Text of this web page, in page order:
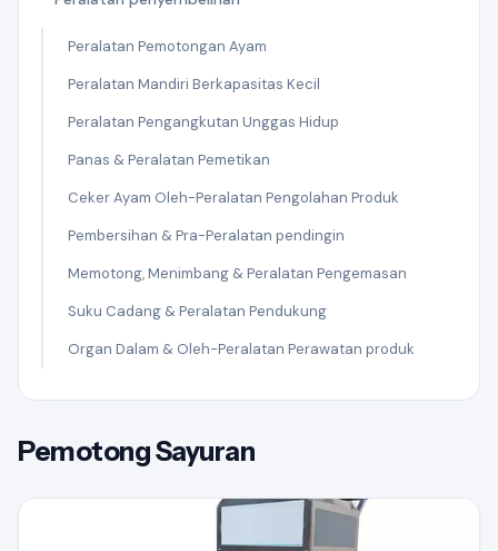
Peralatan Pemotongan Ayam
Peralatan Mandiri Berkapasitas Kecil
Peralatan Pengangkutan Unggas Hidup
Panas & Peralatan Pemetikan
Ceker Ayam Oleh-Peralatan Pengolahan Produk
Pembersihan & Pra-Peralatan pendingin
Memotong, Menimbang & Peralatan Pengemasan
Suku Cadang & Peralatan Pendukung
Organ Dalam & Oleh-Peralatan Perawatan produk
Pemotong Sayuran